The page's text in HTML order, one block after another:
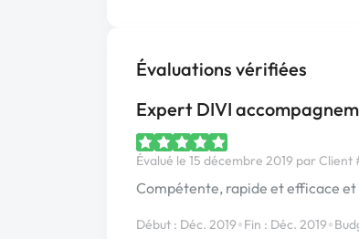
Évaluations vérifiées
Expert DIVI
Évalué le 15 décembre 2019 par Client
Compétente, rapide et efficace et
Début : Déc. 2019•Fin : Déc. 2019•